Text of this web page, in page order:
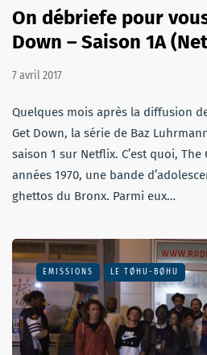
On débriefe pour
Down – Saison 1A
7 avril 2017
Quelques mois après la diffusion
Get Down, la série de Baz
saison 1 sur Netflix. C’est quoi,
années 1970, une bande
ghettos du Bronx. Parmi eux…
EMISSIONS LE TØHU-BØHU